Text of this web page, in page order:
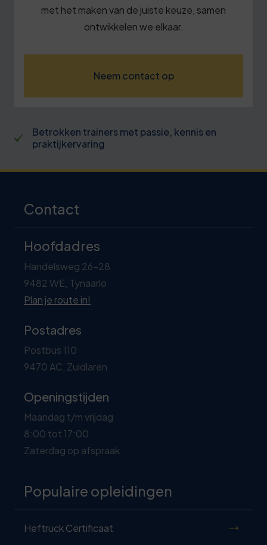
met het maken van de juiste keuze, samen
ontwikkelen we elkaar.
Neem contact op
Betrokken trainers met passie, kennis en
praktijkervaring
Contact
Hoofdadres
Handelsweg 26-28
9482 WE, Tynaarlo
Plan je route in!
Postadres
Postbus 110
9470 AC, Zuidlaren
Openingstijden
Maandag t/m vrijdag
8:00 tot 17:00
Zaterdag op afspraak
Populaire opleidingen
Heftruck Certificaat